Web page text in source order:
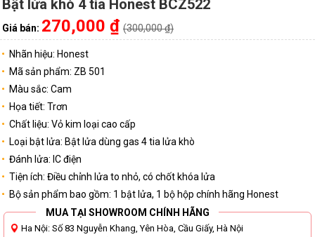
Bật lửa khò 4 tia Honest BCZ522
Giá bán: 270,000 ₫ (300,000 ₫)
Nhãn hiệu: Honest
Mã sản phẩm: ZB 501
Màu sắc: Cam
Họa tiết: Trơn
Chất liệu: Vỏ kim loại cao cấp
Loại bật lửa: Bật lửa dùng gas 4 tia lửa khò
Đánh lửa: IC điện
Tiện ích: Điều chỉnh lửa to nhỏ, có chốt khóa lửa
Bộ sản phẩm bao gồm: 1 bật lửa, 1 bộ hộp chính hãng Honest
MUA TẠI SHOWROOM CHÍNH HÃNG
Ha Nội: Số 83 Nguyễn Khang, Yên Hòa, Cầu Giấy, Hà Nội